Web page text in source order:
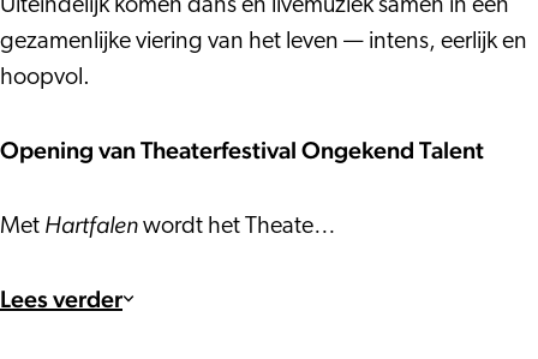
Uiteindelijk komen dans en livemuziek samen in een
gezamenlijke viering van het leven — intens, eerlijk en
hoopvol.
Opening van Theaterfestival Ongekend Talent
Met Hartfalen wordt het Theate…
Lees verder